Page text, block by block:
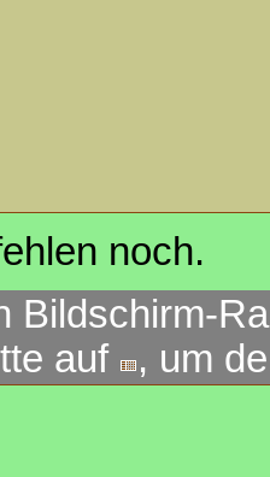
noch.
Bildschirm-
auf
, um